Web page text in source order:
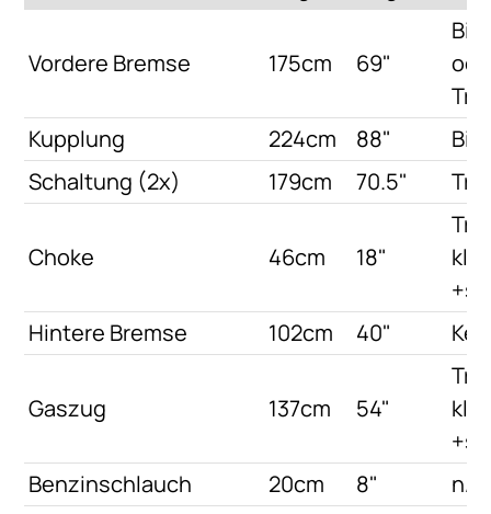
Vordere Bremse 175cm 69"
Kupplung
224cm 88"
Schaltung (2x)
179cm 70.5"
Choke 46cm 18"
Hintere Bremse
102cm 40"
Gaszug 137cm 54"
Benzinschlauch
20cm 8" n/a